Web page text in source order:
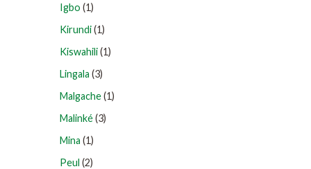
Igbo (1)
Kirundi(1)
Kiswahili(1)
Lingala (3)
Malgache(1)
Malinké(3)
Mina (1)
Peul (2)